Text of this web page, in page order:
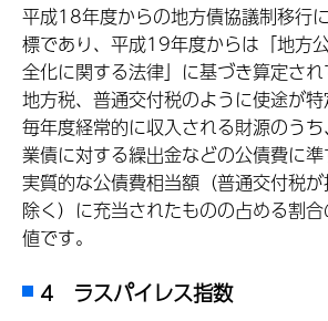
平成18年度からの地方債協議制移行
標であり、平成19年度からは「地方
全化に関する法律」に基づき算定され
地方税、普通交付税のように使途が特
毎年度経常的に収入される財源のう
業債に対する繰出金などの公債費に
実質的な公債費相当額（普通交付税
除く）に充当されたものの占める割
値です。
4 ラスパイレス指数